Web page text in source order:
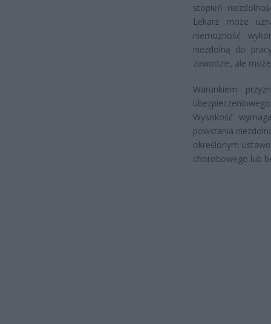
stopień
Lekarz może
niemożność
niezdolną do
zawodzie, ale
Warunkiem
Wysokość
powstania
określonym
chorobowego lub